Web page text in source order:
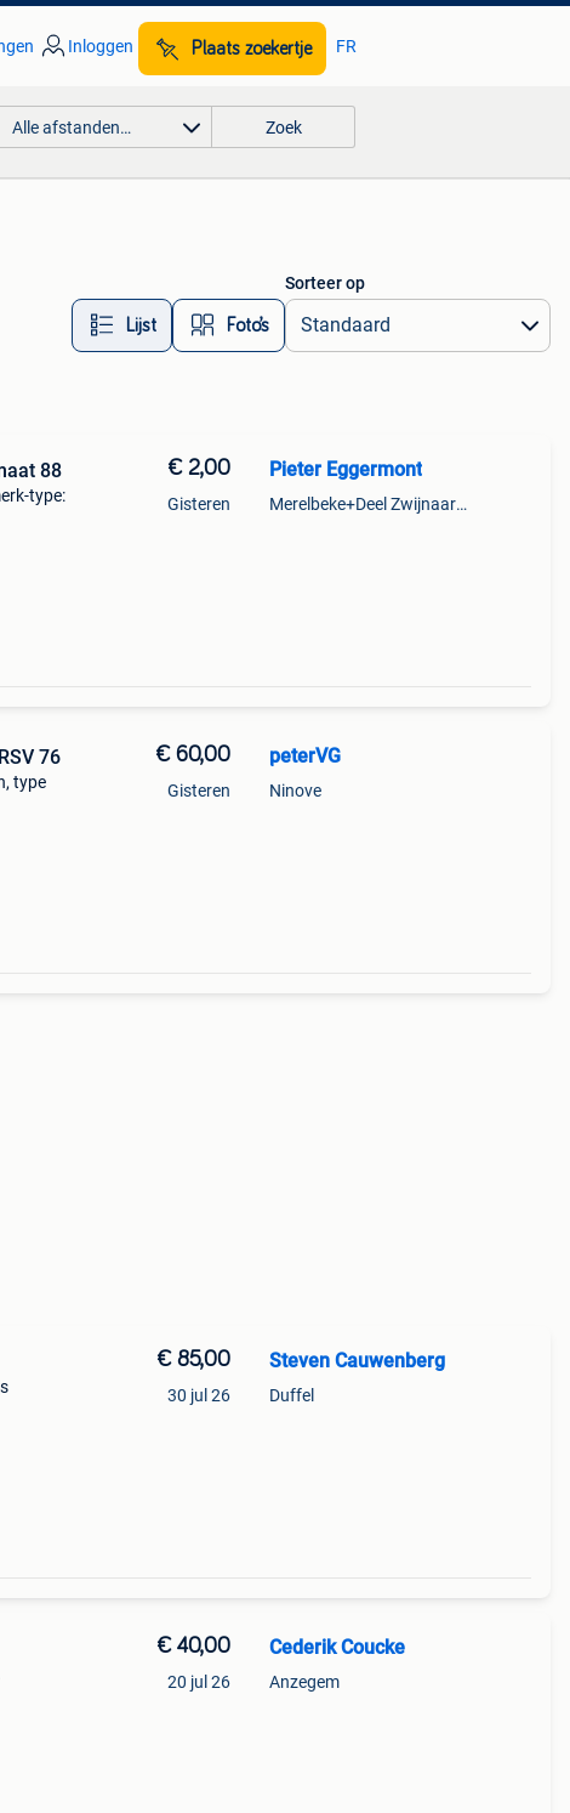
Inloggen Plaats zoekertje FR
Alle afstanden… Zoek
Lijst Foto’s
Sorteer op
88
type:
€ 2,00
Gisteren
Pieter Eggermont
Merelbeke+Deel Zwijnaarde
76
type
€ 60,00
Gisteren
peterVG
Ninove
€ 85,00
30 jul 26
Steven Cauwenberg
Duffel
€ 40,00
20 jul 26
Cederik Coucke
Anzegem